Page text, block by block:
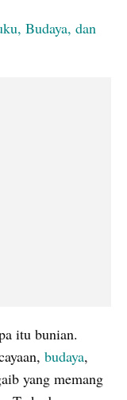
Budaya, dan
itu bunian.
budaya,
yang memang